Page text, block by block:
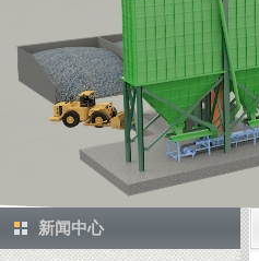
新闻中心